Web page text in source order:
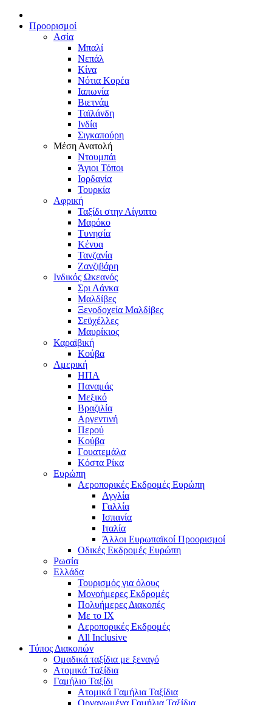
Προορισμοί
Ασία
Μπαλί
Νεπάλ
Κίνα
Νότια Κορέα
Ιαπωνία
Βιετνάμ
Ταϊλάνδη
Ινδία
Σιγκαπούρη
Μέση Ανατολή
Ντουμπάι
Άγιοι Τόποι
Ιορδανία
Τουρκία
Αφρική
Ταξίδι στην Αίγυπτο
Μαρόκο
Τυνησία
Κένυα
Τανζανία
Ζανζιβάρη
Ινδικός Ωκεανός
Σρι Λάνκα
Μαλδίβες
Ξενοδοχεία Μαλδίβες
Σεϋχέλλες
Μαυρίκιος
Καραϊβική
Κούβα
Αμερική
ΗΠΑ
Παναμάς
Μεξικό
Βραζιλία
Αργεντινή
Περού
Κούβα
Γουατεμάλα
Κόστα Ρίκα
Ευρώπη
Αεροπορικές Εκδρομές Ευρώπη
Αγγλία
Γαλλία
Ισπανία
Ιταλία
Άλλοι Ευρωπαϊκοί Προορισμοί
Οδικές Εκδρομές Ευρώπη
Ρωσία
Ελλάδα
Τουρισμός για όλους
Mονοήμερες Εκδρομές
Πολυήμερες Διακοπές
Με το ΙΧ
Αεροπορικές Εκδρομές
All Inclusive
Τύπος Διακοπών
Ομαδικά ταξίδια με ξεναγό
Ατομικά Ταξίδια
Γαμήλιο Ταξίδι
Ατομικά Γαμήλια Ταξίδια
Οργανωμένα Γαμήλια Ταξίδια